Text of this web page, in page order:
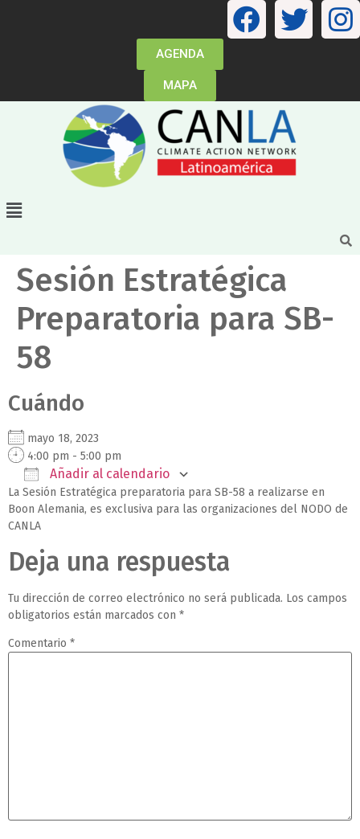
AGENDA
MAPA
Sesión Estratégica
Preparatoria para SB-
58
Cuándo
mayo 18, 2023
4:00 pm - 5:00 pm
Añadir al calendario
Descargar ICSGoogle Calendar
iCalendarOffice 365Outlook Live
La Sesión Estratégica preparatoria para SB-58 a realizarse en
Boon Alemania, es exclusiva para las organizaciones del NODO de
CANLA
Deja una respuesta
Tu dirección de correo electrónico no será publicada. Los campos
obligatorios están marcados con *
Comentario *